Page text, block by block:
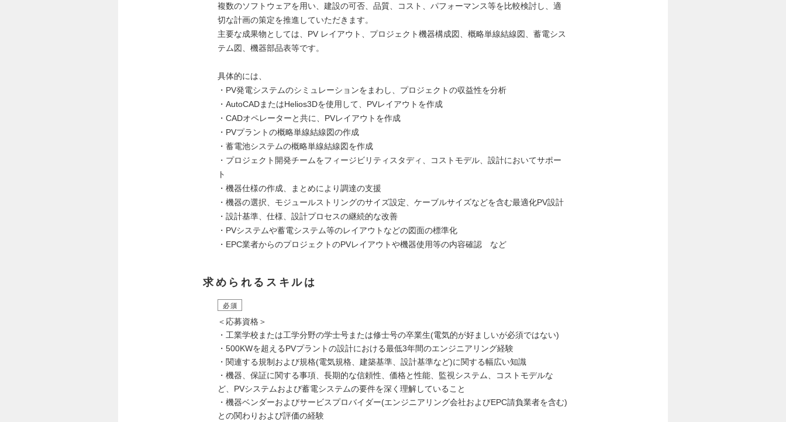
複数のソフトウェアを用い、建設の可否、品質、コスト、パフォーマンス等を比較検討し、適
切な計画の策定を推進していただきます。
主要な成果物としては、PV レイアウト、プロジェクト機器構成図、概略単線結線図、蓄電シス
テム図、機器部品表等です。
具体的には、
・PV発電システムのシミュレーションをまわし、プロジェクトの収益性を分析
・AutoCADまたはHelios3Dを使用して、PVレイアウトを作成
・CADオペレーターと共に、PVレイアウトを作成
・PVプラントの概略単線結線図の作成
・蓄電池システムの概略単線結線図を作成
・プロジェクト開発チームをフィージビリティスタディ、コストモデル、設計においてサポー
ト
・機器仕様の作成、まとめにより調達の支援
・機器の選択、モジュールストリングのサイズ設定、ケーブルサイズなどを含む最適化PV設計
・設計基準、仕様、設計プロセスの継続的な改善
・PVシステムや蓄電システム等のレイアウトなどの図面の標準化
・EPC業者からのプロジェクトのPVレイアウトや機器使用等の内容確認 など
求められるスキルは
必須
＜応募資格＞
・工業学校または工学分野の学士号または修士号の卒業生(電気的が好ましいが必須ではない)
・500KWを超えるPVプラントの設計における最低3年間のエンジニアリング経験
・関連する規制および規格(電気規格、建築基準、設計基準など)に関する幅広い知識
・機器、保証に関する事項、長期的な信頼性、価格と性能、監視システム、コストモデルな
ど、PVシステムおよび蓄電システムの要件を深く理解していること
・機器ベンダーおよびサービスプロバイダー(エンジニアリング会社およびEPC請負業者を含む)
との関わりおよび評価の経験